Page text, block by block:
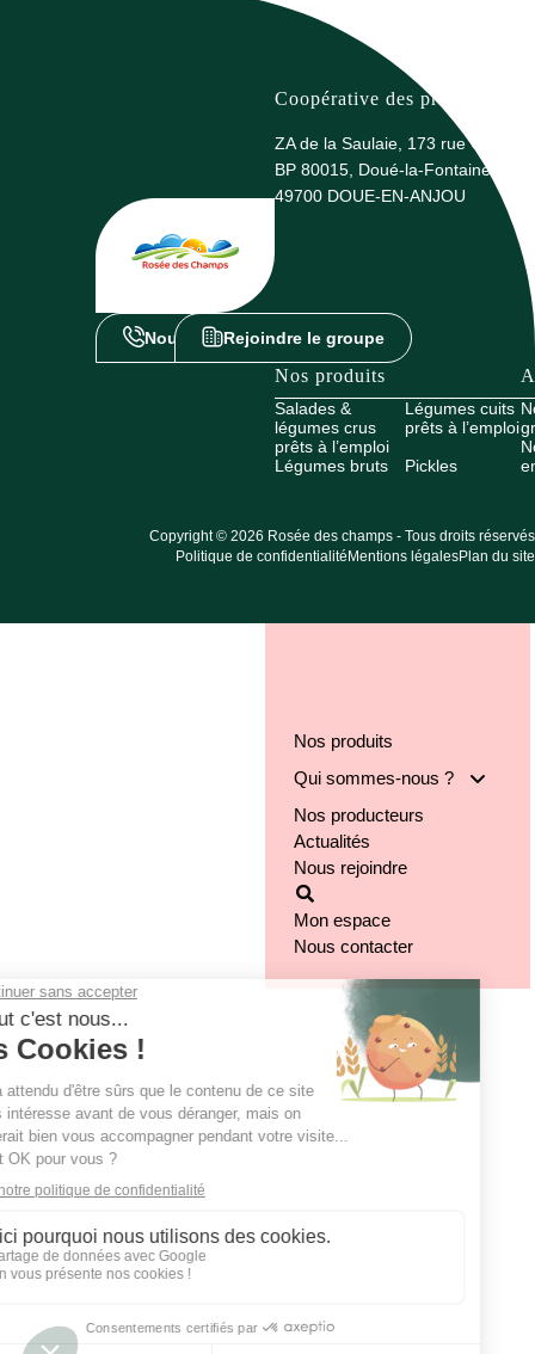
Nous contacterRejoindre le groupe
Coopérative des producteurs
ZA de la Saulaie, 173 rue G. Eiffel
BP 80015, Doué-la-Fontaine
49700 DOUE-EN-ANJOU
Nos produits
Salades &
légumes crus
prêts à l’emploi
Légumes cuits
prêts à l’emploi
Légumes bruts
Pickles
Copyright © 2026 Rosée des champs - Tous droits réservés
Politique de confidentialité Mentions légalesPlan du site
Nos produits
Qui sommes-nous ?
Notre groupe
Nos engagements
Notre implantation
Nos producteurs
Actualités
Nous rejoindre
Mon espace
Nous contacter